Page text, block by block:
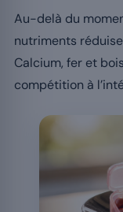
Au-delà du
nutriments
Calcium, fer et
compétition à